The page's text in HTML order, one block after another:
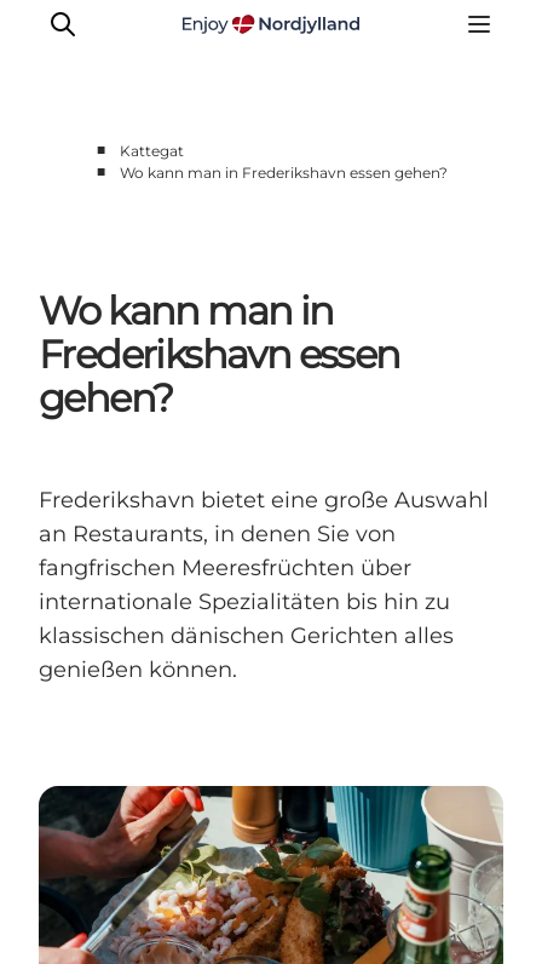
Guides
Veranstaltungen
Für Kinder
■
Kattegat
■
Wo kann man in Frederikshavn essen gehen?
Wo kann man in
Frederikshavn essen
gehen?
Frederikshavn bietet eine große Auswahl
an Restaurants, in denen Sie von
fangfrischen Meeresfrüchten über
internationale Spezialitäten bis hin zu
klassischen dänischen Gerichten alles
genießen können.